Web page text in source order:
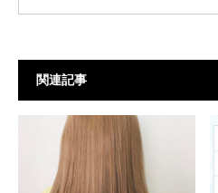
関連記事